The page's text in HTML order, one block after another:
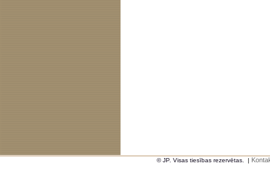
© JP. Visas tiesības rezervētas. |